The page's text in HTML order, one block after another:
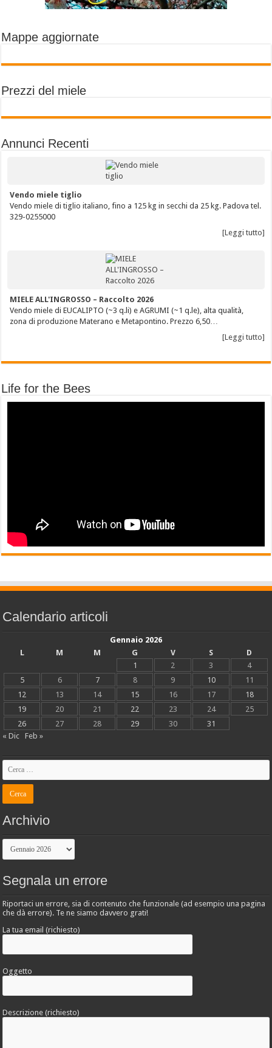
Mappe aggiornate
Prezzi del miele
Annunci Recenti
Vendo miele tiglio
Vendo miele di tiglio italiano, fino a 125 kg in secchi da 25 kg. Padova tel.
329-0255000
[Leggi tutto]
MIELE ALL'INGROSSO – Raccolto 2026
Vendo miele di EUCALIPTO (~3 q.li) e AGRUMI (~1 q.le), alta qualità,
zona di produzione Materano e Metapontino. Prezzo 6,50…
[Leggi tutto]
Life for the Bees
Calendario articoli
Gennaio 2026
L
M M G V S
D
1
2 3
4
5
6 7 8 9 10
11
12
13 14 15 16 17
18
19
20 21 22 23 24
25
26
27 28 29 30
31
« Dic
Feb »
Archivio
Archivio
Segnala un errore
Riportaci un errore, sia di contenuto che funzionale (ad esempio una pagina
che dà errore). Te ne siamo davvero grati!
La tua email (richiesto)
Oggetto
Descrizione (richiesto)